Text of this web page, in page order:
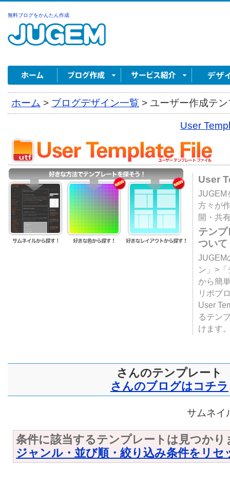
無料ブログをかんたん作成
ホーム > ブログデザイン一覧 > ユーザー作成テ
User
User
JUGEM
方々が
開・共
テン
ついて
JUGEM
ン」>
から簡
リポブ
User
るテン
けます
さんのテンプレート
さんのブログはコチラ
サムネイ
条件に該当するテンプレートは見つかり
ジャンル・並び順・絞り込み条件をリセ